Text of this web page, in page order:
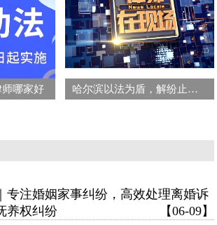
哪家好 哈尔滨以法为盾，解纷止争——离婚律师的责任与坚守
专注婚姻家事纠纷，高效处理离婚诉
养权纠纷
【06-09】